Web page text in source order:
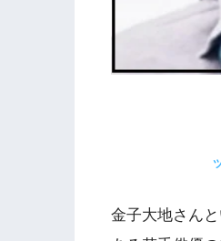
金子大地さん